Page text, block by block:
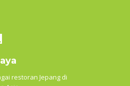
restoran Jepang di